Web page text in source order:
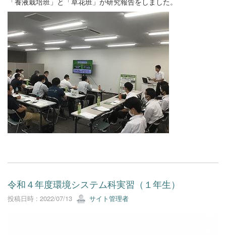
令和４年度環境システム科実習（１年生）
投稿日時 : 2022/07/13 サイト管理者